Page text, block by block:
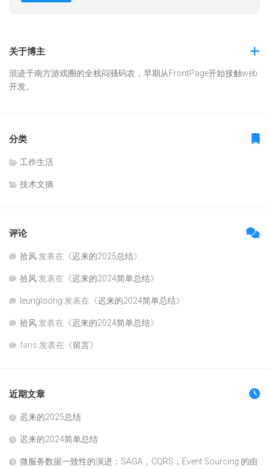
关于博主
混迹于南方游戏圈的全栈闷骚码农，早期从FrontPage开始接触web
开发。
分类
工作生活
技术文摘
评论
拾风 发表在《迟来的2025总结》
拾风 发表在《迟来的2024简单总结》
leungloong 发表在《迟来的2024简单总结》
拾风 发表在《迟来的2024简单总结》
fans 发表在《留言》
近期文章
迟来的2025总结
迟来的2024简单总结
微服务数据一致性的演进：SAGA，CQRS，Event Sourcing 的由